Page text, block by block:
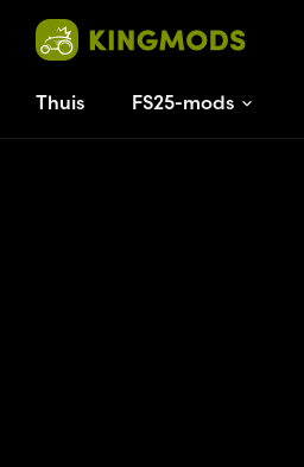
Thuis FS25-mods